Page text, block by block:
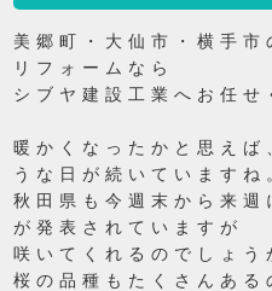
美郷町・大仙市・横手市
リフォームなら
シブヤ建設工業へお任せ
暖かくなったかと思えば
うな日が続いていますね
秋田県も今週末から来週
が発表されていますが
咲いてくれるのでしょう
桜の品種もたくさんある